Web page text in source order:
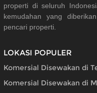
properti di seluruh
kemudahan yang
pencari properti.
LOKASI POPULER
Komersial Disewakan di
Komersial Disewakan di